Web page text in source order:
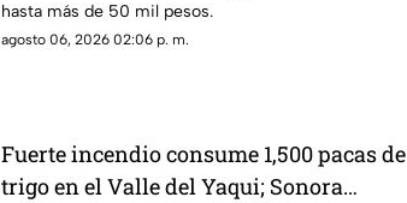
hasta más de 50 mil pesos.
agosto 06, 2026 02:06 p. m.
Fuerte incendio consume 1,500 pacas de
trigo en el Valle del Yaqui; Sonora